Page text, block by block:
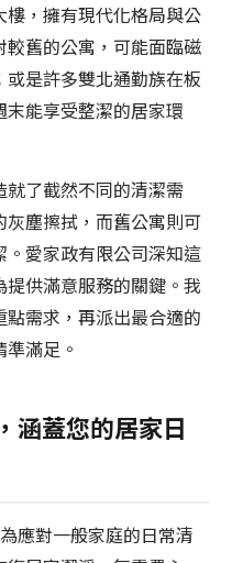
，擁有現代化格局與公
舊的公寓，可能面臨磁
是許多雙北通勤族在板
能享受整潔的居家環
了截然不同的清潔需
塵擦拭，而舊公寓則可
愛家政有限公司深知這
供滿意服務的關鍵。我
需求，再派出最合適的
滿足。
涵蓋您的居家日
應對一般家庭的日常清